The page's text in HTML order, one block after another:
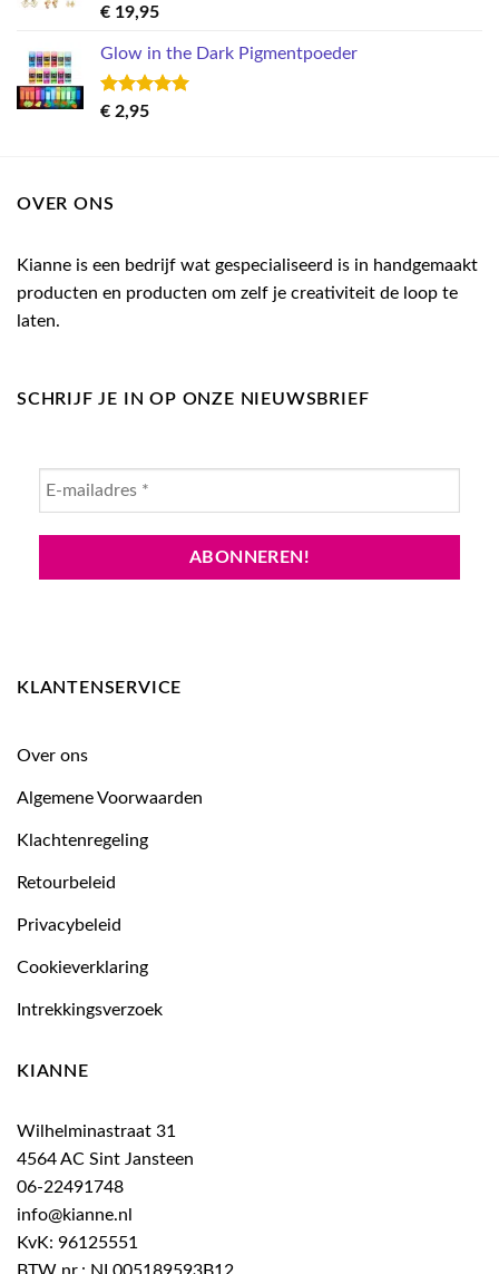
Gewaardeerd
€ 19,95
Glow in the Dark Pigmentpoeder
Gewaardeerd
€ 2,95
OVER ONS
Kianne is een bedrijf wat gespecialiseerd is in handgemaakt
producten en producten om zelf je creativiteit de loop te
laten.
SCHRIJF JE IN OP ONZE NIEUWSBRIEF
KLANTENSERVICE
Over ons
Algemene Voorwaarden
Klachtenregeling
Retourbeleid
Privacybeleid
Cookieverklaring
Intrekkingsverzoek
KIANNE
Wilhelminastraat 31
4564 AC Sint Jansteen
06-22491748
info@kianne.nl
KvK: 96125551